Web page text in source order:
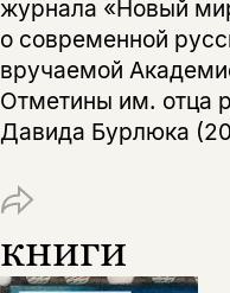
журнала «Новый
о современной
вручаемой
Отметины им. отца
Давида Бурлюка
книги
Раз в неделю
о книгах и
За подписку
нет в
Вы можете
уведомления, и
на склад